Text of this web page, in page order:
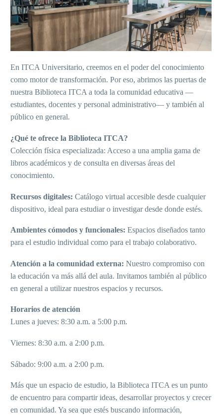
En ITCA Universitario, creemos en el poder del conocimiento
como motor de transformación. Por eso, abrimos las puertas de
nuestra Biblioteca ITCA a toda la comunidad educativa —
estudiantes, docentes y personal administrativo— y también al
público en general.
¿Qué te ofrece la Biblioteca ITCA?
Colección física especializada: Acceso a una amplia gama de
libros académicos y de consulta en diversas áreas del
conocimiento.
Recursos digitales: Catálogo virtual accesible desde cualquier
dispositivo, ideal para estudiar o investigar desde donde estés.
Ambientes cómodos y funcionales: Espacios diseñados tanto
para el estudio individual como para el trabajo colaborativo.
Atención a la comunidad externa: Nuestro compromiso con
la educación va más allá del aula. Invitamos también al público
en general a utilizar nuestros espacios y recursos.
Horarios de atención
Lunes a jueves: 8:30 a.m. a 5:00 p.m.
Viernes: 8:30 a.m. a 2:00 p.m.
Sábado: 9:00 a.m. a 2:00 p.m.
Más que un espacio de estudio, la Biblioteca ITCA es un punto
de encuentro para compartir ideas, desarrollar proyectos y crecer
en comunidad. Ya sea que estés buscando información,